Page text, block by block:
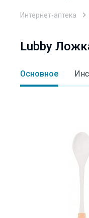
Интернет-аптека
Lubby
Основное